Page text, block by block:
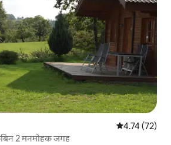
औसत रेटिंग 5 में
4.74 (72)
लेगोलैंड बिलंड के पास केबिन 2 मनमोहक जगह